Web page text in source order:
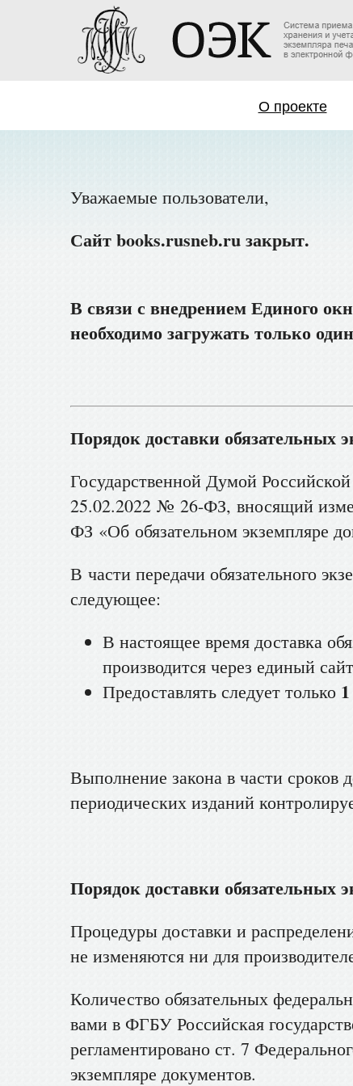
О проекте
Уважаемые пользователи,
Сайт books.rusneb.ru закрыт.
В связи с внедрением Единого
необходимо загружать только
Порядок доставки обязательных
Государственной Думой
25.02.2022 № 26-ФЗ, вносящий
ФЗ «Об обязательном экземпляре
В части передачи обязательного
следующее:
В настоящее время доставка
производится через единый сайт
Предоставлять следует только
Выполнение закона в части сроков
периодических изданий
Порядок доставки обязательных
Процедуры доставки и
не изменяются ни для
Количество обязательных
вами в ФГБУ Российская
регламентировано ст. 7
экземпляре документов.